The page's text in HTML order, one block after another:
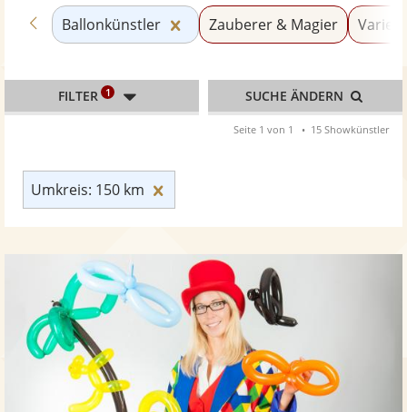
Zurück zu «Show Künstler»
Ballonkünstler Kategorie «Ballonkünstler»
Zauberer & Magier
Umkreis: 150 km
FILTER 1 SUCHE ÄNDERN
Seite 1 von 1 15 Showkünstler